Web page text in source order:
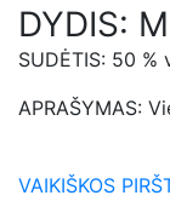
DYDIS: M
SUDĖTIS: 50 %
APRAŠYMAS:
VAIKIŠKOS